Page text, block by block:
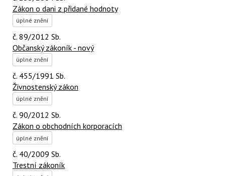
Zákon o dani z přidané hodnoty
úplné znění
č. 89/2012 Sb.
Občanský zákoník - nový
úplné znění
č. 455/1991 Sb.
Živnostenský zákon
úplné znění
č. 90/2012 Sb.
Zákon o obchodních korporacích
úplné znění
č. 40/2009 Sb.
Trestní zákoník